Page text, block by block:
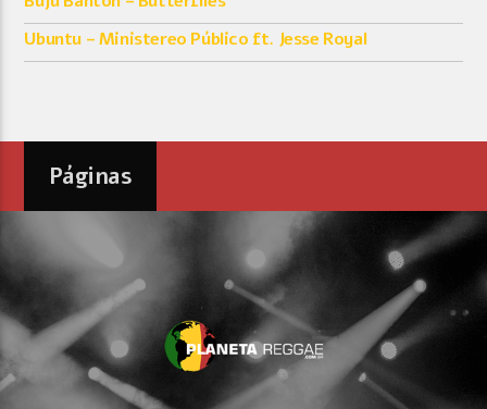
Ubuntu – Ministereo Público ft. Jesse Royal
Páginas